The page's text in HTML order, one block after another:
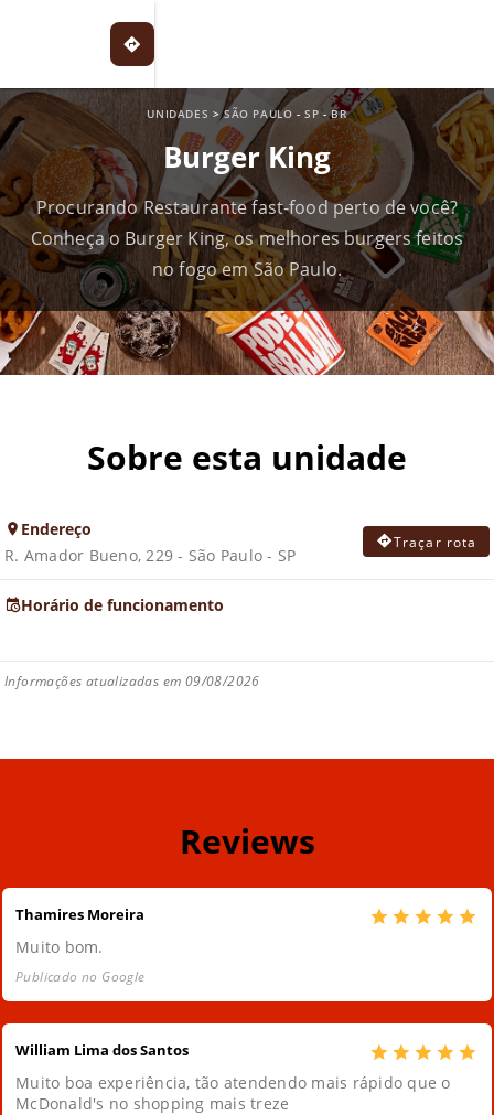
UNIDADES >SÃO PAULO -SP-BR
Burger King
Procurando Restaurante fast-food perto de você?
Conheça o Burger King, os melhores burgers feitos
no fogo em São Paulo.
Sobre esta unidade
Endereço
R. Amador Bueno, 229 - São Paulo - SP
Traçar rota
Horário de funcionamento
Informações atualizadas em 09/08/2026
Reviews
Thamires Moreira
Muito bom.
Publicado no Google
William Lima dos Santos
Muito boa experiência, tão atendendo mais rápido que o
McDonald's no shopping mais treze